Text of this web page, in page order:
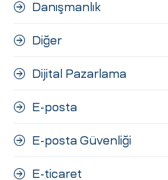
Danışmanlık
Diğer
Dijital Pazarlama
E-posta
E-posta Güvenliği
E-ticaret